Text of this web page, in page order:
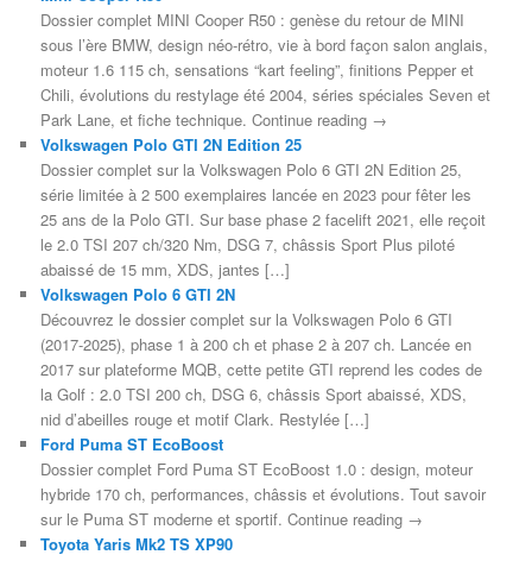
Dossier complet MINI Cooper R50 : genèse du retour de MINI
sous l’ère BMW, design néo-rétro, vie à bord façon salon anglais,
moteur 1.6 115 ch, sensations “kart feeling”, finitions Pepper et
Chili, évolutions du restylage été 2004, séries spéciales Seven et
Park Lane, et fiche technique. Continue reading →
Volkswagen Polo GTI 2N Edition 25
Dossier complet sur la Volkswagen Polo 6 GTI 2N Edition 25,
série limitée à 2 500 exemplaires lancée en 2023 pour fêter les
25 ans de la Polo GTI. Sur base phase 2 facelift 2021, elle reçoit
le 2.0 TSI 207 ch/320 Nm, DSG 7, châssis Sport Plus piloté
abaissé de 15 mm, XDS, jantes […]
Volkswagen Polo 6 GTI 2N
Découvrez le dossier complet sur la Volkswagen Polo 6 GTI
(2017-2025), phase 1 à 200 ch et phase 2 à 207 ch. Lancée en
2017 sur plateforme MQB, cette petite GTI reprend les codes de
la Golf : 2.0 TSI 200 ch, DSG 6, châssis Sport abaissé, XDS,
nid d’abeilles rouge et motif Clark. Restylée […]
Ford Puma ST EcoBoost
Dossier complet Ford Puma ST EcoBoost 1.0 : design, moteur
hybride 170 ch, performances, châssis et évolutions. Tout savoir
sur le Puma ST moderne et sportif. Continue reading →
Toyota Yaris Mk2 TS XP90